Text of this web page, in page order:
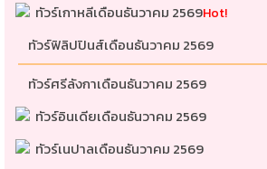
ทัวร์เกาหลีเดือนธันวาคม 2569Hot!
ทัวร์ฟิลิปปินส์เดือนธันวาคม 2569
ทัวร์ศรีลังกาเดือนธันวาคม 2569
ทัวร์อินเดียเดือนธันวาคม 2569
ทัวร์เนปาลเดือนธันวาคม 2569